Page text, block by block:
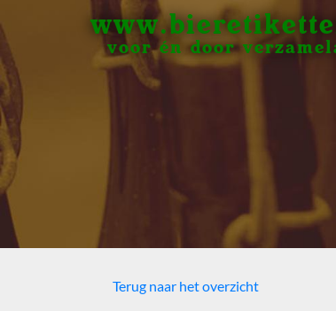
voor én door
Terug naar het overzicht